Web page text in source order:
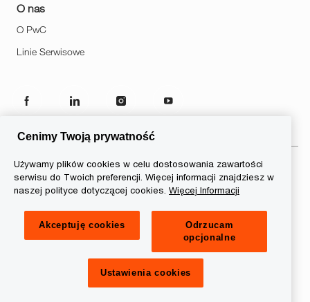
O nas
O PwC
Linie Serwisowe
follow
© 2026 PwC. Wszelkie prawa
sieci PwC, z których każda
Więcej informacji na stronie
www.pwc.com/structure.
Informacje o ciasteczkach
Ustawienia cookies
Cenimy Twoją prywatność
Używamy plików cookies w celu dostosowania zawartości
serwisu do Twoich preferencji. Więcej informacji znajdziesz w
naszej polityce dotyczącej cookies. Więcej Informacji
Akceptuję cookies
Odrzucam
opcjonalne
Ustawienia cookies